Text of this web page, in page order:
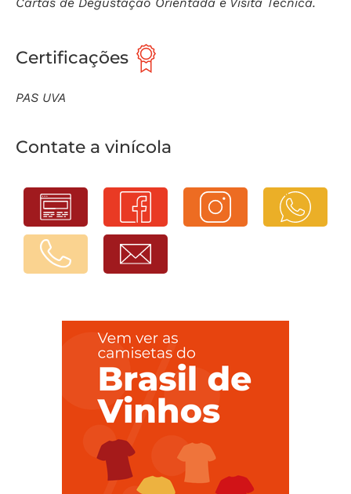
Certificações
PAS UVA
Contate a vinícola